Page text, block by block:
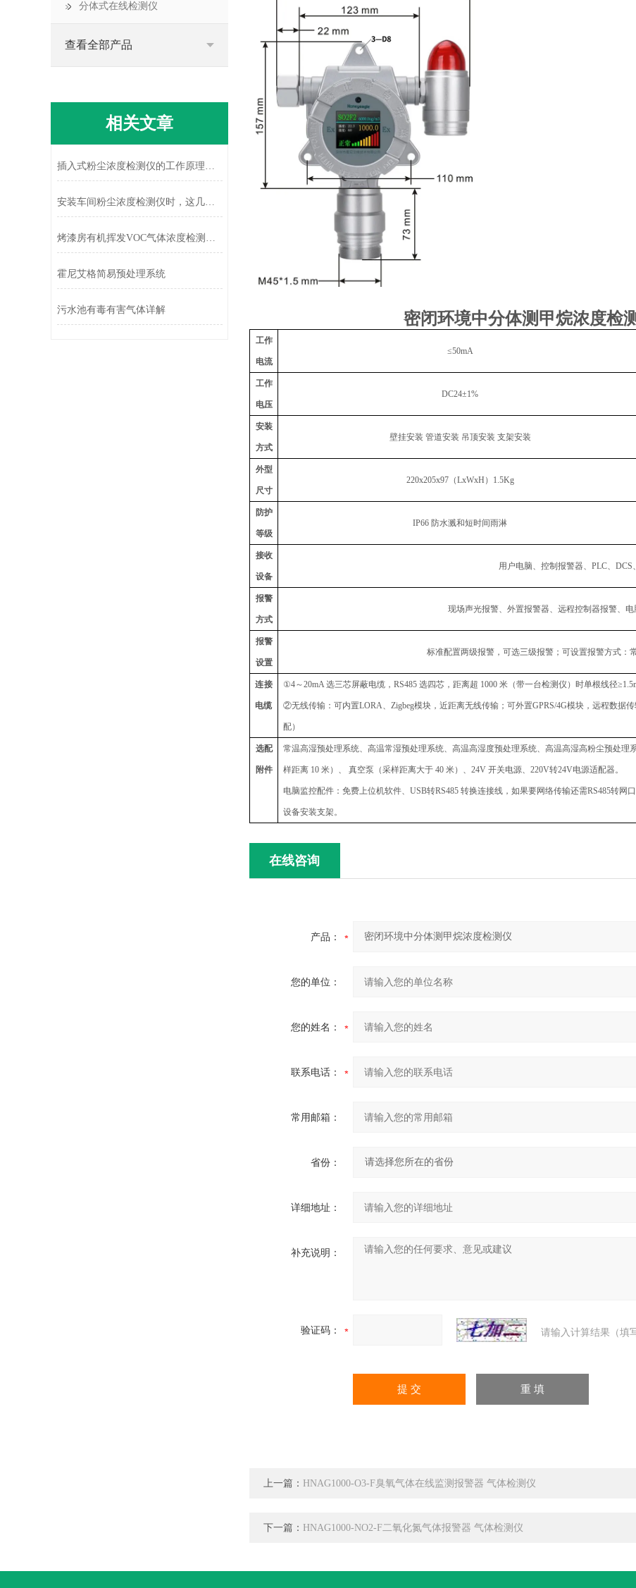
密闭环境中分体测甲烷浓度检
工作
电流
≤50mA
工作
电压
DC24±1%
安装
方式
壁挂安装 管道安装 吊顶安装 支架安装
外型
尺寸
220x205x97（LxWxH）1.5Kg
防护
等级
IP66 防水溅和短时间雨淋
接收
设备
用户电脑、控制报警器、 PLC、DCS
报警
方式
现场声光报警、外置报警器、远程控制器报警、
报警
设置
标准配置两级报警，可选三级报警；可设置报警方式：
连接
电缆
①4～20mA 选三芯屏蔽电缆，RS485 选四芯，距离超 1000 米（带一台检测仪）时单根线径
②无线传输：可内置LORA、Zigbeg模块，近距离无线传输；可外置GPRS/4G模块，远程数据
配）
选配
附件
常温高湿预处理系统、高温常湿预处理系统、高温高湿度预处理系统、高温高湿高粉尘预处理
样距离 10 米）、 真空泵（采样距离大于 40 米）、24V 开关电源、220V转24V电源适配器。
电脑监控配件：免费上位机软件、 USB转RS485 转换连接线，如果要网络传输还需RS485转网口
设备安装支架。
在线咨询
产品：
您的单位：
您的姓名：
联系电话：
常用邮箱：
省份：
详细地址：
补充说明：
验证码： 请输入计算结果（填
上一篇： HNAG1000-O3-F臭氧气体在线监测报警器 气体检测仪
下一篇： HNAG1000-NO2-F二氧化氮气体报警器 气体检测仪
分体式在线检测仪
查看全部产品
相关文章
插入式粉尘浓度检测仪的工作原理是怎样的
安装车间粉尘浓度检测仪时，这几点要牢记！
烤漆房有机挥发VOC气体浓度检测系统
霍尼艾格简易预处理系统
污水池有毒有害气体详解